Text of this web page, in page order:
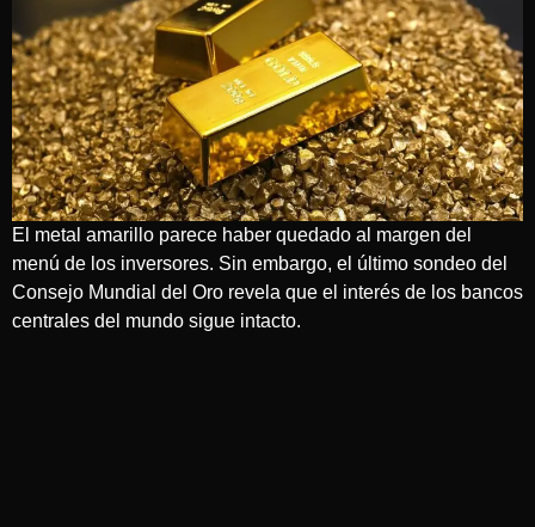
El metal amarillo parece haber quedado al margen del
menú de los inversores. Sin embargo, el último sondeo del
Consejo Mundial del Oro revela que el interés de los bancos
centrales del mundo sigue intacto.